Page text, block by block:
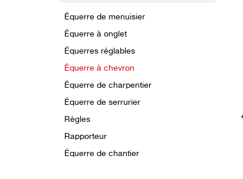
Équerre de menuisier
Équerre à onglet
Équerres réglables
Équerre à chevron
Équerre de charpentier
Équerre de serrurier
Règles
Rapporteur
Équerre de chantier